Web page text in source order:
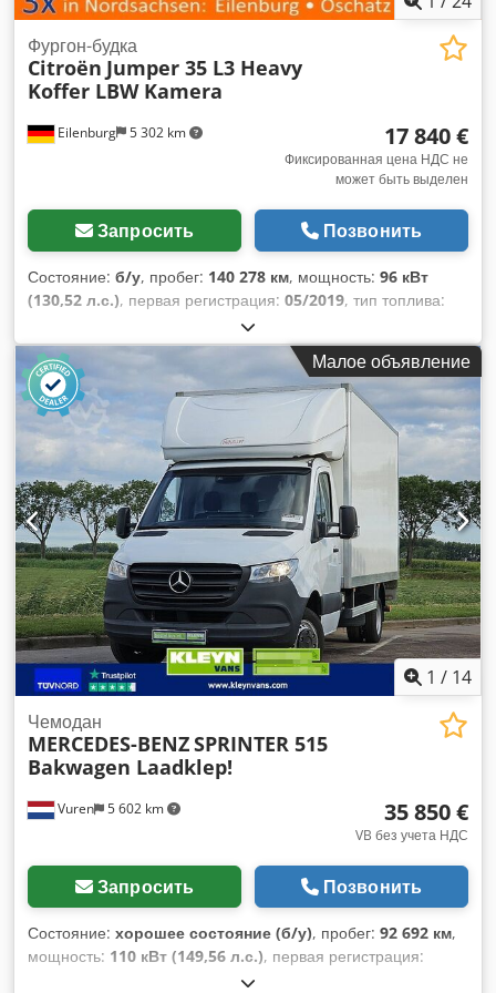
Eilenburg 5 302 km
Фургон-будка
Citroën Jumper 35 L3 Heavy
Koffer LBW Kamera
17 840 €
Фиксированная цена НДС не
может быть выделен
Запросить Позвонить
Состояние: б/у, пробег: 140 278 км, мощность: 96 кВт
(130,52 л.с.), первая регистрация: 05/2019, тип топлива:
, цвет:
механический, класс выбросов:Евро 6, количество мест:
3, общая длина: 7 030 мм , общая ширина:2 115 мм,
общая высота: 3 065 мм, длина грузового отсека: 4 377 мм,
ширина пространства для загрузки:
2 044 мм
, высота
грузового отсека:
2 146 мм, Оборудование:
гидроборт, кондиционер, сажевый фильтр,
центральный замок, электронная программа
стабилизации (ESP)
Малое объявление
1 / 14
Vuren 5 602 km
Чемодан
MERCEDES-BENZSPRINTER 515
Bakwagen Laadklep!
35 850 €
VB без учета НДС
Запросить Позвонить
Состояние: хорошее состояние (б/у), пробег: 92 692 км,
мощность: 110 кВт (149,56 л.с.), первая регистрация:
дизель, размер шины: